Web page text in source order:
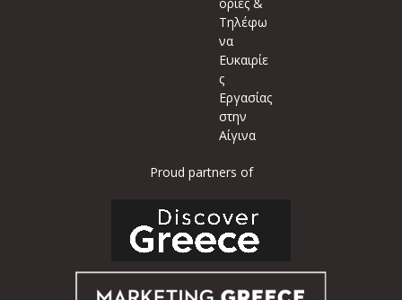
Τηλέφω
να
Ευκαιρίε
ς
Εργασίας
στην
Αίγινα
Proud partners of